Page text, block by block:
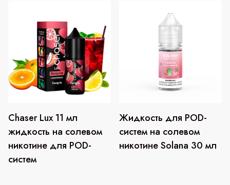
странице
Chaser Lux 11 мл
жидкость на солевом
никотине для POD-
систем
Жидкость для POD-
систем на солевом
никотине Solana 30 мл